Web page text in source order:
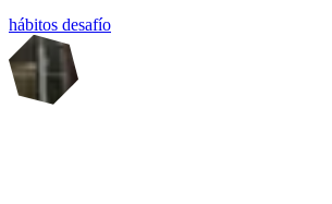
hábitos desafío